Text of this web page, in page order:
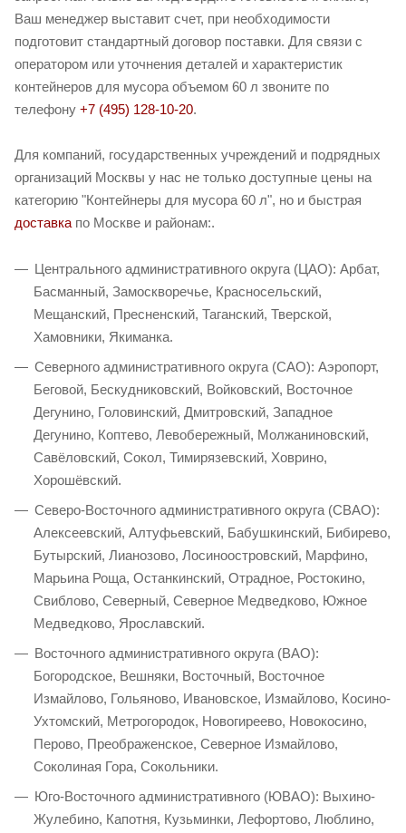
Ваш менеджер выставит счет, при необходимости
подготовит стандартный договор поставки. Для связи с
оператором или уточнения деталей и характеристик
контейнеров для мусора объемом 60 л звоните по
телефону +7 (495) 128-10-20.
Для компаний, государственных учреждений и подрядных
организаций Москвы у нас не только доступные цены на
категорию "Контейнеры для мусора 60 л", но и быстрая
доставка по Москве и районам:.
Центрального административного округа (ЦАО): Арбат,
Басманный, Замоскворечье, Красносельский,
Мещанский, Пресненский, Таганский, Тверской,
Хамовники, Якиманка.
Северного административного округа (САО): Аэропорт,
Беговой, Бескудниковский, Войковский, Восточное
Дегунино, Головинский, Дмитровский, Западное
Дегунино, Коптево, Левобережный, Молжаниновский,
Савёловский, Сокол, Тимирязевский, Ховрино,
Хорошёвский.
Северо-Восточного административного округа (СВАО):
Алексеевский, Алтуфьевский, Бабушкинский, Бибирево,
Бутырский, Лианозово, Лосиноостровский, Марфино,
Марьина Роща, Останкинский, Отрадное, Ростокино,
Свиблово, Северный, Северное Медведково, Южное
Медведково, Ярославский.
Восточного административного округа (ВАО):
Богородское, Вешняки, Восточный, Восточное
Измайлово, Гольяново, Ивановское, Измайлово, Косино-
Ухтомский, Метрогородок, Новогиреево, Новокосино,
Перово, Преображенское, Северное Измайлово,
Соколиная Гора, Сокольники.
Юго-Восточного административного (ЮВАО): Выхино-
Жулебино, Капотня, Кузьминки, Лефортово, Люблино,